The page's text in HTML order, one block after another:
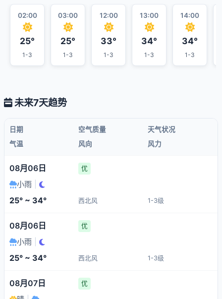
02:00
25°
1-3
03:00
25°
1-3
12:00
33°
1-3
13:00
34°
1-3
14:00
34°
1-3
未来7天趋势
日期 空气质量
天气状况
气温
风向 风力
08月06日 优
小雨
25° ~ 34° 西北风 1-3级
08月06日 优
小雨
25° ~ 34° 西北风 1-3级
08月07日 优